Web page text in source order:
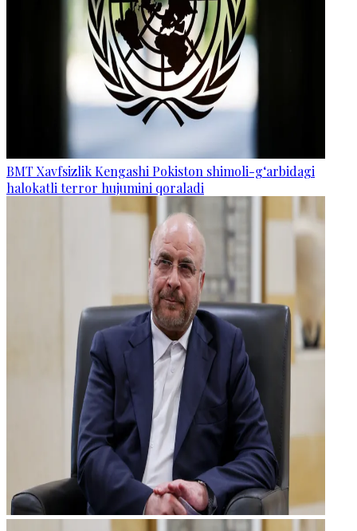
BMT Xavfsizlik Kengashi Pokiston shimoli-g‘arbidagi
halokatli terror hujumini qoraladi